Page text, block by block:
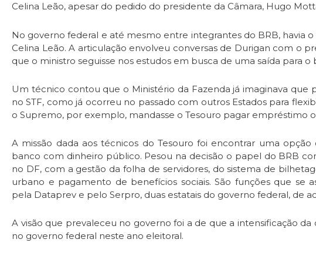
Celina Leão, apesar do pedido do presidente da Câmara, Hugo
No governo federal e até mesmo entre integrantes do BRB, havia
Celina Leão. A articulação envolveu conversas de Durigan com o
que o ministro seguisse nos estudos em busca de uma saída para o
Um técnico contou que o Ministério da Fazenda já imaginava que
no STF, como já ocorreu no passado com outros Estados para
o Supremo, por exemplo, mandasse o Tesouro pagar empréstimo
A missão dada aos técnicos do Tesouro foi encontrar uma
banco com dinheiro público. Pesou na decisão o papel do BRB
no DF, com a gestão da folha de servidores, do sistema de
urbano e pagamento de benefícios sociais. São funções que se
pela Dataprev e pelo Serpro, duas estatais do governo federal, de
A visão que prevaleceu no governo foi a de que a intensificação
no governo federal neste ano eleitoral.